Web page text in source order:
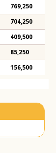
769,250
704,250
409,500
85,250
156,500